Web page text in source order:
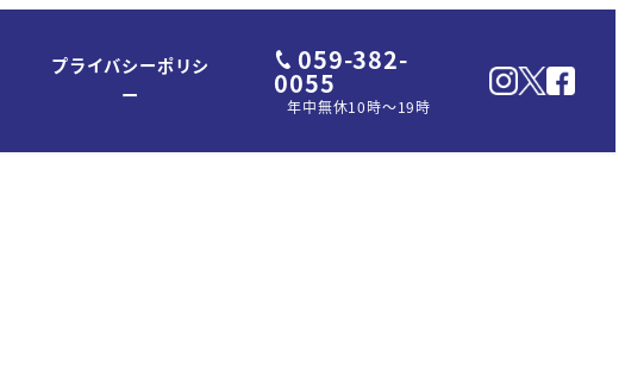
プライバシーポリシ
ー
059-382-
0055
年中無休10時～19時